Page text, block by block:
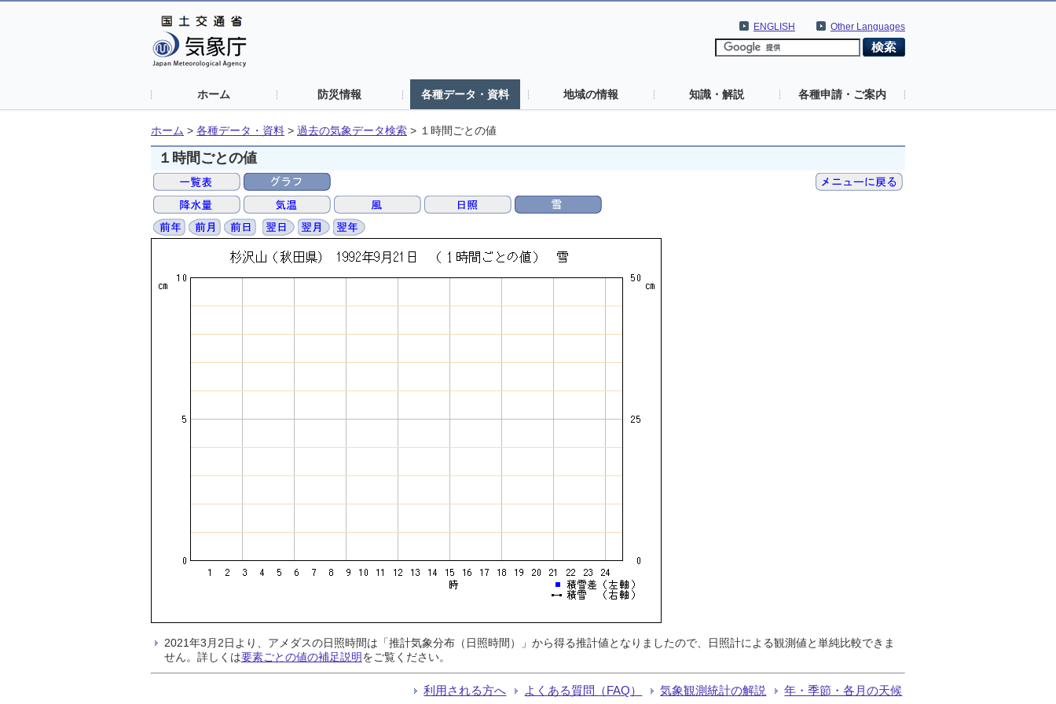
Other Languages
ENGLISH
ホーム 防災情報 各種データ・資料 地域の情報 知識・解説 各種申請・ご案内
ホーム > 各種データ・資料 > 過去の気象データ検索 > １時間ごとの値
１時間ごとの値
2021年3月2日より、アメダスの日照時間は「推計気象分布（日照時間）」から得る推計値となりましたので、日照計による観測値と単純比較できま
せん。詳しくは要素ごとの値の補足説明をご覧ください。
利用される方へ よくある質問（FAQ） 気象観測統計の解説 年・季節・各月の天候